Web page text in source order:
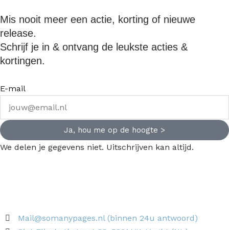
Mis nooit meer een actie, korting of nieuwe
release.
Schrijf je in & ontvang de leukste acties &
kortingen.
E-mail
Ja, hou me op de hoogte >
We delen je gegevens niet. Uitschrijven kan altijd.
Mail@somanypages.nl (binnen 24u antwoord)